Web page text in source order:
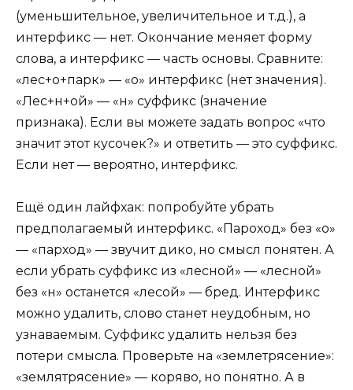
(уменьшительное, увеличительное и т.д.), а
интерфикс — нет. Окончание меняет форму
слова, а интерфикс — часть основы. Сравните:
«лес+о+парк» — «о» интерфикс (нет значения).
«Лес+н+ой» — «н» суффикс (значение
признака). Если вы можете задать вопрос «что
значит этот кусочек?» и ответить — это суффикс.
Если нет — вероятно, интерфикс.
Ещё один лайфхак: попробуйте убрать
предполагаемый интерфикс. «Пароход» без «о»
— «парход» — звучит дико, но смысл понятен. А
если убрать суффикс из «лесной» — «лесной»
без «н» останется «лесой» — бред. Интерфикс
можно удалить, слово станет неудобным, но
узнаваемым. Суффикс удалить нельзя без
потери смысла. Проверьте на «землетрясение»:
«землятрясение» — коряво, но понятно. А в